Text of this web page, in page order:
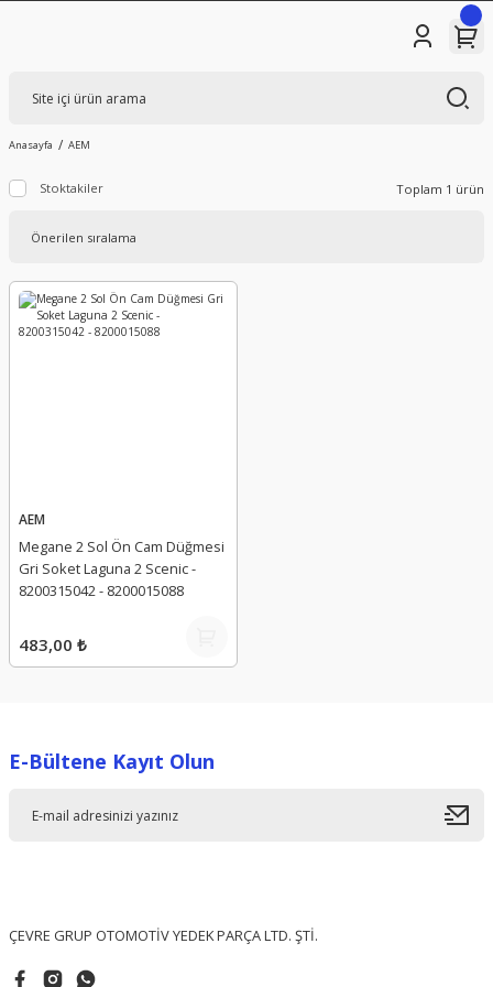
Anasayfa AEM
Stoktakiler Toplam 1 ürün
AEM
Megane 2 Sol Ön Cam Düğmesi
Gri Soket Laguna 2 Scenic -
8200315042 - 8200015088
483,00 ₺
E-Bültene Kayıt Olun
ÇEVRE GRUP OTOMOTİV YEDEK PARÇA LTD. ŞTİ.